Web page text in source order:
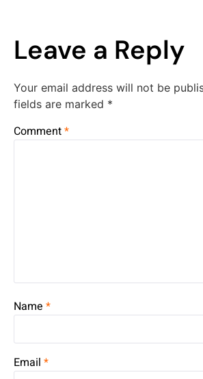
Leave a Reply
Your email address will not be
fields are marked *
Comment*
Name *
Email *